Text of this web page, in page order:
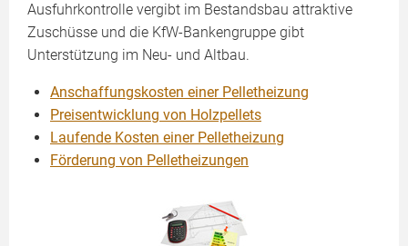
Ausfuhrkontrolle vergibt im Bestandsbau attraktive
Zuschüsse und die KfW-Bankengruppe gibt
Unterstützung im Neu- und Altbau.
Anschaffungskosten einer Pelletheizung
Preisentwicklung von Holzpellets
Laufende Kosten einer Pelletheizung
Förderung von Pelletheizungen